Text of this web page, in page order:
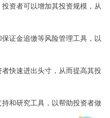
资者可以增加其投资规模，从
证金追缴等风险管理工具，以
快速进出头寸，从而提高其投
和研究工具，以帮助投资者做